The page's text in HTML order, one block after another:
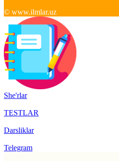
© www.ilmlar.uz
She'rlar
TESTLAR
Darsliklar
Telegram